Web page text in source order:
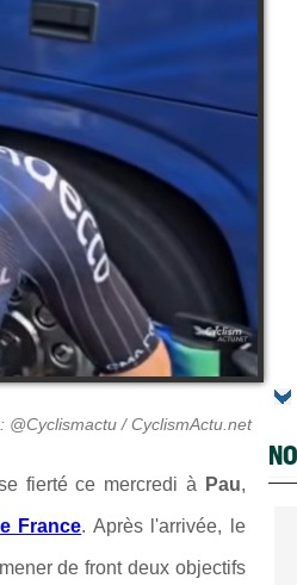
@Cyclismactu / CyclismActu.net
fierté ce mercredi à Pau,
France. Après l'arrivée, le
de front deux objectifs